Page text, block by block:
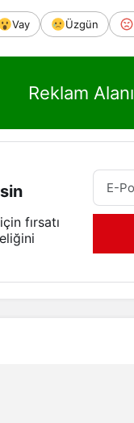
Vay Üzgün
Reklam Alanı
fırsatı